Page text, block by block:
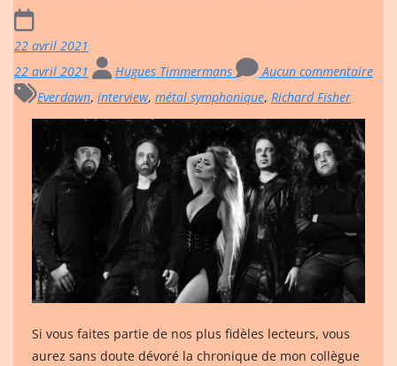
22 avril 2021
22 avril 2021
Hugues Timmermans
Aucun commentaire
Everdawn, interview, métal symphonique, Richard Fisher
Si vous faites partie de nos plus fidèles lecteurs, vous
aurez sans doute dévoré la chronique de mon collègue